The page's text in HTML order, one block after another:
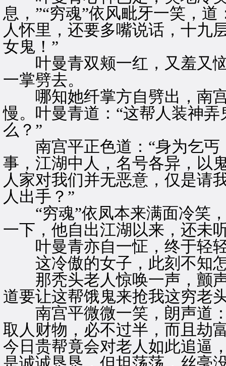
息，”“穷魂”依风毗牙一笑，
人怀里，还要多嘴说话，十九
女鬼！”
叶曼青双颊一红，又羞又恼
一掌劈去。
哪知她纤掌方自劈出，南宫
慢。叶曼青道：“这帮人装神
么？”
南宫平正色道：“身为乞丐
事，江湖中人，名号各异，以
人家对我们并无恶意，仅是请
人出手？”
“穷魂”依凤本来满面冷笑，
一下，他自出江湖以来，还未
叶曼青亦自一怔，终于轻
这冷傲的女子，此刻不知怎
那秃头老人惊唤一声，
道要让这帮饿鬼来抢我这穷老
南宫平微微一笑，朗声道：
取人财物，必不过半，而且劫
今日贵帮竟会对老人如此追逼